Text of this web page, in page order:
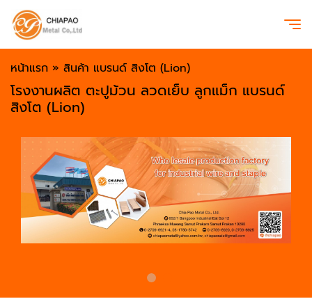
หน้าแรก » สินค้า แบรนด์ สิงโต (Lion)
โรงงานผลิต ตะปูม้วน ลวดเย็บ ลูกแม็ก แบรนด์
สิงโต (Lion)